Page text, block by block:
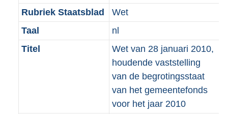
Rubriek Staatsblad
Wet
Taal
nl
Titel
Wet van 28 januari 2010,
houdende vaststelling
van de begrotingsstaat
van het gemeentefonds
voor het jaar 2010